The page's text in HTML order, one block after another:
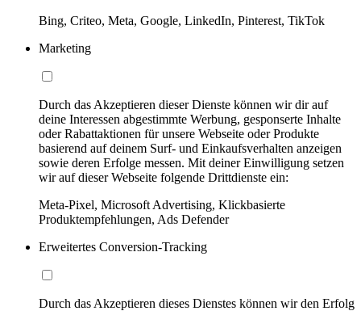
Bing, Criteo, Meta, Google, LinkedIn, Pinterest, TikTok
Marketing
Durch das Akzeptieren dieser Dienste können wir dir auf
deine Interessen abgestimmte Werbung, gesponserte Inhalte
oder Rabattaktionen für unsere Webseite oder Produkte
basierend auf deinem Surf- und Einkaufsverhalten anzeigen
sowie deren Erfolge messen. Mit deiner Einwilligung setzen
wir auf dieser Webseite folgende Drittdienste ein:
Meta-Pixel, Microsoft Advertising, Klickbasierte
Produktempfehlungen, Ads Defender
Erweitertes Conversion-Tracking
Durch das Akzeptieren dieses Dienstes können wir den Erfolg